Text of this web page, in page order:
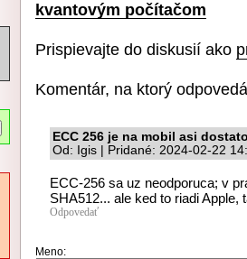
kvantovým počítačom
Prispievajte do diskusií ako
Komentár, na ktorý
ECC 256 je na mobil asi
Od: Igis | Pridané: 2024-02-22
ECC-256 sa uz neodporuca; v
SHA512... ale ked to riadi
Odpovedať
Meno: